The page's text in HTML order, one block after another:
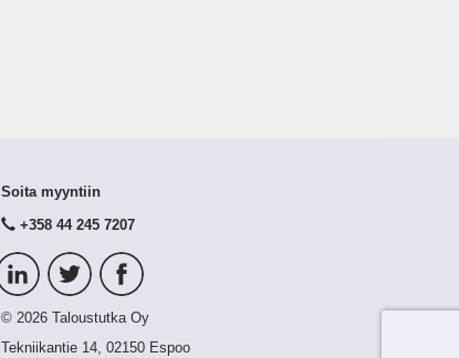
Soita myyntiin
+358 44 245 7207
© 2026 Taloustutka Oy
Tekniikantie 14, 02150 Espoo